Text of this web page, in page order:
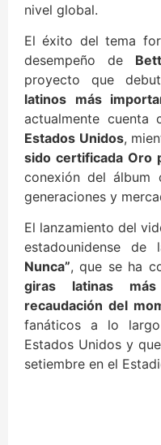
nivel global.
El éxito del tema
desempeño de
proyecto que
latinos más
actualmente cuenta
Estados Unidos,
sido certificada Oro
conexión del álbum
generaciones y
El lanzamiento del
estadounidense de
Nunca”, que se ha
giras latinas
recaudación del
fanáticos a lo
Estados Unidos y
setiembre en el